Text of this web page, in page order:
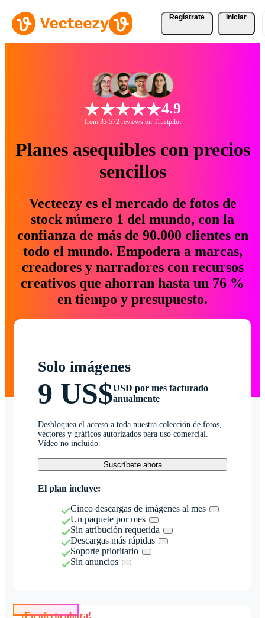
Regístrate Iniciar
4.9
from 33.572 reviews on Trustpilot
Planes asequibles con precios
sencillos
Vecteezy es el mercado de fotos de
stock número 1 del mundo, con la
confianza de más de 90.000 clientes en
todo el mundo. Empodera a marcas,
creadores y narradores con recursos
creativos que ahorran hasta un 76 %
en tiempo y presupuesto.
Solo imágenes
9 US$USD por mes facturado
anualmente
Desbloquea el acceso a toda nuestra colección de fotos,
vectores y gráficos autorizados para uso comercial.
Vídeo no incluido.
Suscríbete ahora
El plan incluye:
Cinco descargas de imágenes al mes
Un paquete por mes
Sin atribución requerida
Descargas más rápidas
Soporte prioritario
Sin anuncios